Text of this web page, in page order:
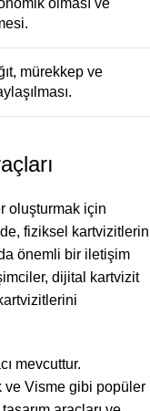
olması ve
mürekkep ve
oluşturmak için
fiziksel kartvizitlerin
önemli bir iletişim
dijital kartvizit
mevcuttur.
ve Visme gibi popüler